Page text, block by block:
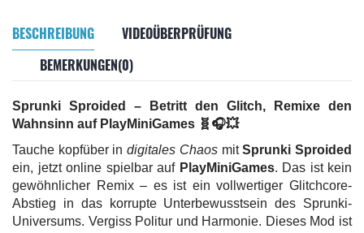
BESCHREIBUNG
VIDEOÜBERPRÜFUNG
BEMERKUNGEN(0)
Sprunki Sproided – Betritt den Glitch, Remixe den
Wahnsinn auf PlayMiniGames 🧬🎧💥
Tauche kopfüber indigitales ChaosmitSprunki Sproided
ein, jetzt online spielbar auf PlayMiniGames. Das ist kein
gewöhnlicher Remix – es ist ein vollwertiger Glitchcore-
Abstieg in das korrupte Unterbewusstsein des Sprunki-
Universums. Vergiss Politur und Harmonie. Dieses Mod ist